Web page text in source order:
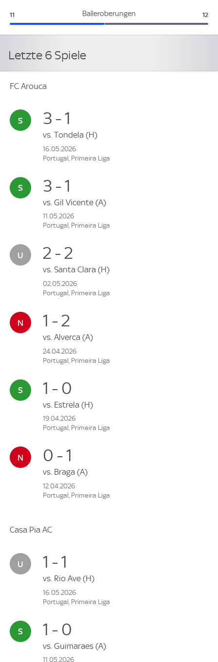
Balleroberungen
FC Arouca:
11 12
Letzte 6 Spiele
FC Arouca
3 - 1
vs. Tondela (H)
16.05.2026
Portugal, Primeira Liga
3 - 1
vs. Gil Vicente (A)
11.05.2026
Portugal, Primeira Liga
2 - 2
vs. Santa Clara (H)
02.05.2026
Portugal, Primeira Liga
1 - 2
vs. Alverca (A)
24.04.2026
Portugal, Primeira Liga
1 - 0
vs. Estrela (H)
19.04.2026
Portugal, Primeira Liga
0 - 1
vs. Braga (A)
12.04.2026
Portugal, Primeira Liga
Casa Pia AC
1 - 1
vs. Rio Ave (H)
16.05.2026
Portugal, Primeira Liga
1 - 0
vs. Guimaraes (A)
11.05.2026